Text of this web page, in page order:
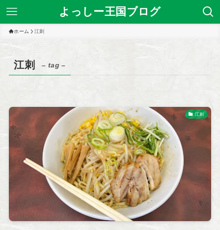
よっしー王国ブログ
ホーム 江刺
江刺 – tag –
江刺